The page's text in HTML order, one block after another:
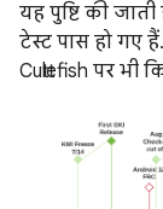
यह पुष्टि की
टेस्ट पास हो गए
Cuttlefish पर भी